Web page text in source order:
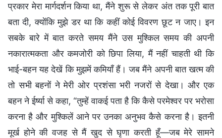
प्रकार मेरा मार्गदर्शन किया था, मैंने शुरू से लेकर अंत तक पूरी बात
बता दी, क्योंकि मुझे डर था कि कहीं कोई विवरण छूट न जाए। इन
सबके बारे में बात करते समय मैंने उस मुश्किल समय की अपनी
नकारात्मकता और कमजोरी को छिपा लिया, मैं नहीं चाहती थी कि
भाई-बहन यह देखें कि मुझमें कमियाँ हैं। जब मैंने अपनी बात खत्म की
तो सभी बहनों ने मेरी ओर प्रशंसा भरी नजरों से देखा। और एक
बहन ने ईर्ष्या से कहा, “तुम्हें वाकई पता है कि कैसे परमेश्वर पर भरोसा
करना है और मुश्किलें आने पर उनका अनुभव कैसे करना है। इतनी
मूर्ख होने की वजह से मैं खुद से घृणा करती हूँ—जब मेरे सामने